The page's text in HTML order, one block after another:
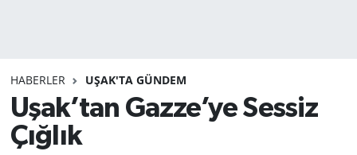
HABERLER UŞAK'TA GÜNDEM
Uşak’tan Gazze’ye Sessiz
Çığlık
Tüm Manşetler
Son Dakika Haberleri